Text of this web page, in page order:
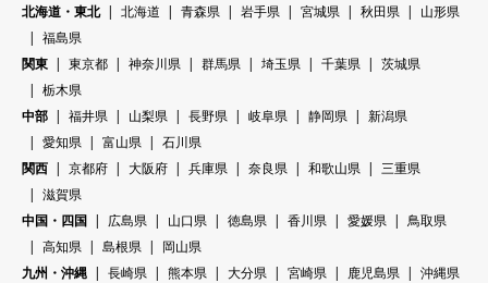
北海道・東北
北海道 青森県 岩手県 宮城県 秋田県
山形県
福島県
関東
東京都 神奈川県 群馬県 埼玉県 千葉県
茨城県
栃木県
中部
福井県 山梨県 長野県 岐阜県 静岡県
新潟県
愛知県
富山県
石川県
関西
京都府 大阪府 兵庫県 奈良県 和歌山県
三重県
滋賀県
中国・四国
広島県 山口県 徳島県 香川県 愛媛県
鳥取県
高知県
島根県
岡山県
九州・沖縄
長崎県 熊本県 大分県 宮崎県 鹿児島県
沖縄県